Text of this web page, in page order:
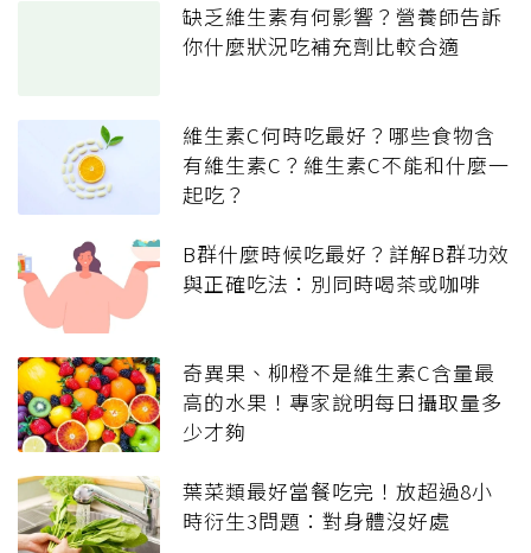
缺乏維生素有何影響？營養師告訴
你什麼狀況吃補充劑比較合適
維生素C何時吃最好？哪些食物含
有維生素C？維生素C不能和什麼一
起吃？
B群什麼時候吃最好？詳解B群功效
與正確吃法：別同時喝茶或咖啡
奇異果、柳橙不是維生素C含量最
高的水果！專家說明每日攝取量多
少才夠
葉菜類最好當餐吃完！放超過8小
時衍生3問題：對身體沒好處